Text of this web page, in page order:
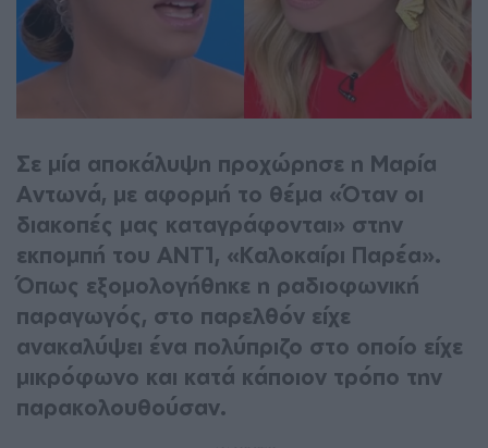
Σε μία αποκάλυψη προχώρησε η Μαρία
Αντωνά, με αφορμή το θέμα «Όταν οι
διακοπές μας καταγράφονται» στην
εκπομπή του ΑΝΤ1, «Καλοκαίρι Παρέα».
Όπως εξομολογήθηκε η ραδιοφωνική
παραγωγός, στο παρελθόν είχε
ανακαλύψει ένα πολύπριζο στο οποίο είχε
μικρόφωνο και κατά κάποιον τρόπο την
παρακολουθούσαν.